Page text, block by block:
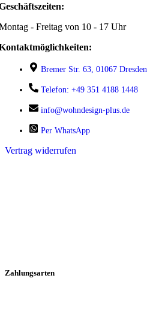
- Freitag von 10 - 17 Uhr
Bremer Str. 63, 01067 Dresden
Telefon: +49 351 4188 1448
info@wohndesign-plus.de
Per WhatsApp
Vertrag widerrufen
Zahlungsarten